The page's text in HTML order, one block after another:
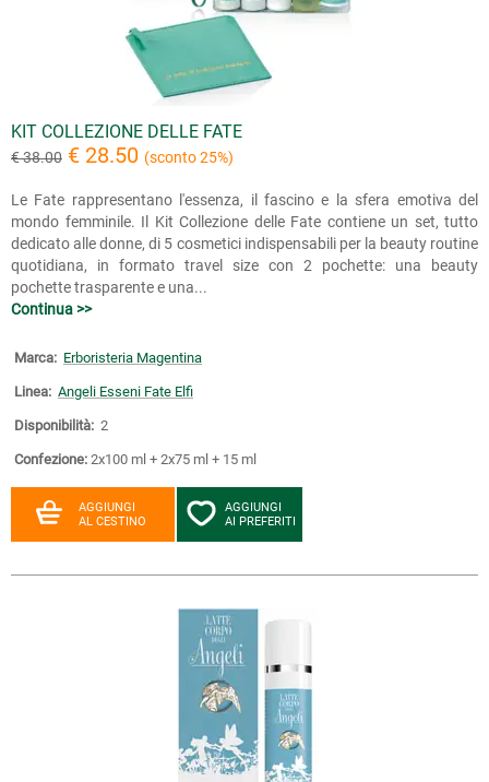
KIT COLLEZIONE DELLE FATE
€ 38.00 € 28.50 (sconto 25%)
Le Fate rappresentano l'essenza, il fascino e la sfera emotiva del
mondo femminile. Il Kit Collezione delle Fate contiene un set, tutto
dedicato alle donne, di 5 cosmetici indispensabili per la beauty routine
quotidiana, in formato travel size con 2 pochette: una beauty
pochette trasparente e una...
Continua >>
Marca: Erboristeria Magentina
Linea: Angeli Esseni Fate Elfi
Disponibilità: 2
Confezione: 2x100 ml + 2x75 ml + 15 ml
AGGIUNGI
AL CESTINO
AGGIUNGI
AI PREFERITI